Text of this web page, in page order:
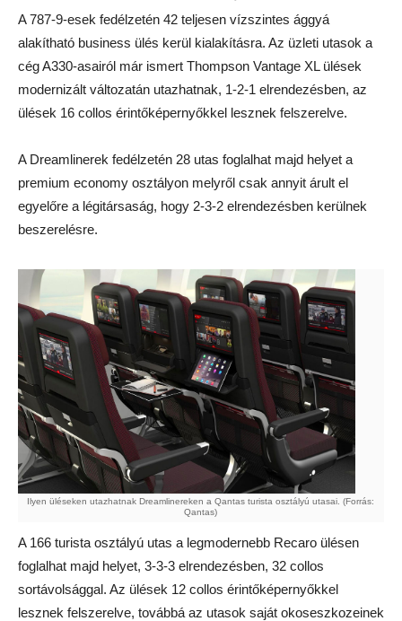
A 787-9-esek fedélzetén 42 teljesen vízszintes ággyá
alakítható business ülés kerül kialakításra. Az üzleti utasok a
cég A330-asairól már ismert Thompson Vantage XL ülések
modernizált változatán utazhatnak, 1-2-1 elrendezésben, az
ülések 16 collos érintőképernyőkkel lesznek felszerelve.
A Dreamlinerek fedélzetén 28 utas foglalhat majd helyet a
premium economy osztályon melyről csak annyit árult el
egyelőre a légitársaság, hogy 2-3-2 elrendezésben kerülnek
beszerelésre.
Ilyen üléseken utazhatnak Dreamlinereken a Qantas turista osztályú utasai. (Forrás:
Qantas)
A 166 turista osztályú utas a legmodernebb Recaro ülésen
foglalhat majd helyet, 3-3-3 elrendezésben, 32 collos
sortávolsággal. Az ülések 12 collos érintőképernyőkkel
lesznek felszerelve, továbbá az utasok saját okoseszkozeinek